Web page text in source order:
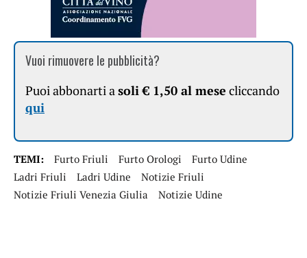
Vuoi rimuovere le pubblicità?
Puoi abbonarti a soli € 1,50 al mese cliccando
qui
TEMI: Furto Friuli Furto Orologi
Furto Udine
Ladri Friuli
Ladri Udine
Notizie Friuli
Notizie Friuli Venezia Giulia
Notizie Udine